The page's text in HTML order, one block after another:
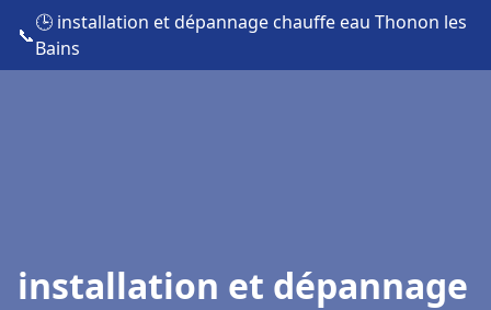
📞
🕒 installation et dépannage chauffe eau Thonon les
Bains
installation et dépannage